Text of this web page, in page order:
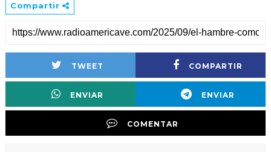
Compartir
TWEET COMPARTIR
ENVIAR ENVIAR
COMENTAR